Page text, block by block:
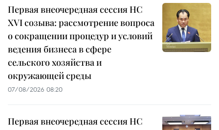
Первая внеочередная сессия НС
XVI созыва: рассмотрение вопроса
о сокращении процедур и условий
ведения бизнеса в сфере
сельского хозяйства и
окружающей среды
07/08/2026 08:20
Первая внеочередная сессия НС